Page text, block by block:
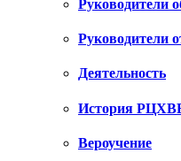
Руководители
Руководители
Деятельность
История
Вероучение